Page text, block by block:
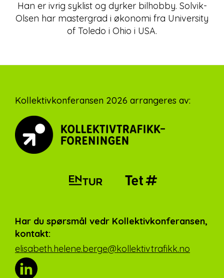
Han er ivrig syklist og dyrker bilhobby. Solvik-
Olsen har mastergrad i økonomi fra University
of Toledo i Ohio i USA.
Footer
Kollektivkonferansen 2026 arrangeres av:
Har du spørsmål vedr Kollektivkonferansen,
kontakt:
elisabeth.helene.berge@kollektivtrafikk.no